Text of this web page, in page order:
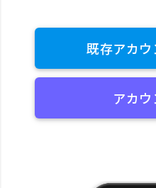
既存アカ
アカ